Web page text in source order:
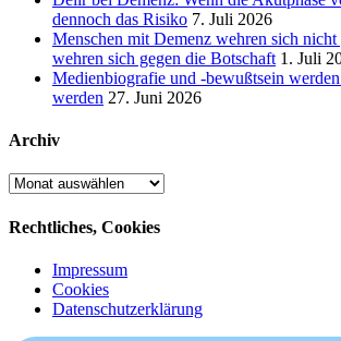
dennoch das Risiko 7. Juli 2026
Menschen mit Demenz wehren sich
wehren sich gegen die Botschaft 1. Juli
Medienbiografie und -bewußtsein
werden 27. Juni 2026
Archiv
Archiv
Rechtliches, Cookies
Impressum
Cookies
Datenschutzerklärung